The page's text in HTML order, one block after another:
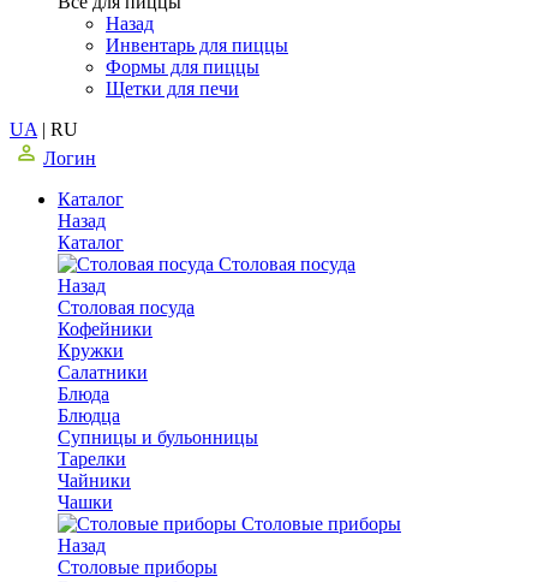
Назад
Инвентарь для пиццы
Формы для пиццы
Щетки для печи
UA | RU
Логин
Каталог
Назад
Каталог
Столовая посуда
Назад
Столовая посуда
Кофейники
Кружки
Салатники
Блюда
Блюдца
Супницы и бульонницы
Тарелки
Чайники
Чашки
Cтоловые приборы
Назад
Cтоловые приборы